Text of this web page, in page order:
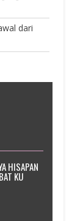
dari
HISAPAN
KU